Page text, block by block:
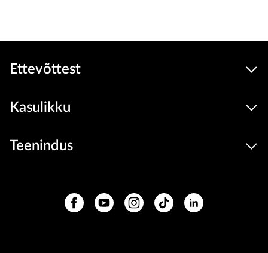
Ettevõttest
Kasulikku
Teenindus